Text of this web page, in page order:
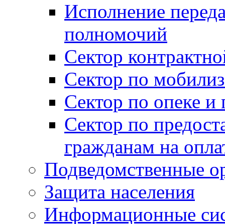
Исполнение
полномочий
Сектор
Сектор по
Сектор по опеке и
Сектор по
гражданам на
Подведомственные
Защита населения
Информационные